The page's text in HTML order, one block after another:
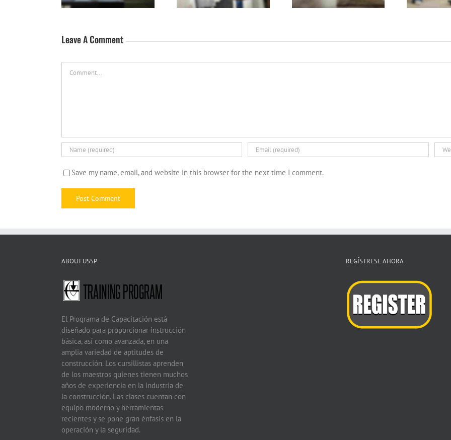
Leave A Comment
Save my name, email, and website in this browser for the next time I comment.
ABOUT USSP
El Programa de Capacitación está
diseñado para proporcionar instrucción
básica, así como avanzada, en una
amplia variedad de aptitudes de
construcción. Los cursillistas aprenden
de los maestros quienes tienen muchos
años de experiencia en la industria de
la construcción. Las clases cuentan con
equipo moderno y herramientas
recientes y se pone gran énfasis en la
operación y la seguridad.
REGÍSTRESE AHORA